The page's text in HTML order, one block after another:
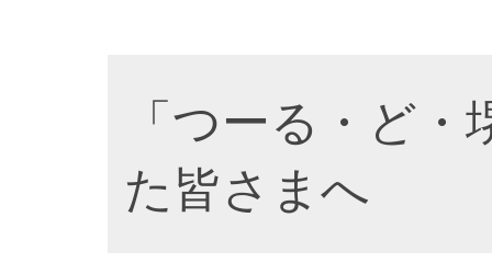
「つーる・ど
た皆さまへ